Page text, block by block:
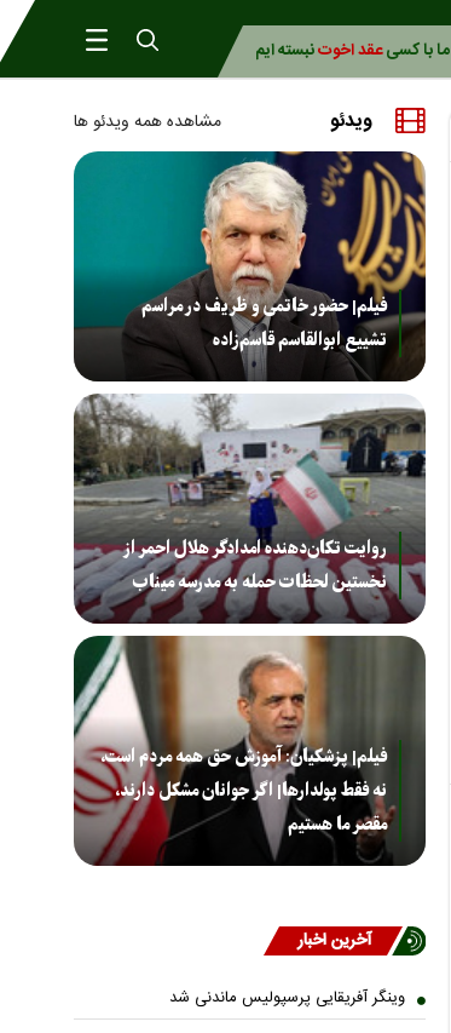
ما با کسیعقد اخوتنبسته ایم
ویدئو مشاهده همه ویدئو ها
فیلم| حضور خاتمی و ظریف در مراسم
تشییع ابوالقاسم قاسم‌زاده
روایت تکان‌دهنده امدادگر هلال احمر از
نخستین لحظات حمله به مدرسه میناب
فیلم| پزشکیان: آموزش حق همه مردم است،
نه فقط پولدارها| اگر جوانان مشکل دارند،
مقصر ما هستیم
آخرین اخبار
وینگر آفریقایی پرسپولیس ماندنی شد